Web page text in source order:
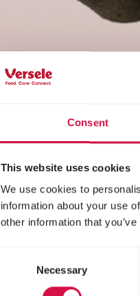
Consent
This website uses cookies
We use cookies to
information about your use
other information that
Necessary